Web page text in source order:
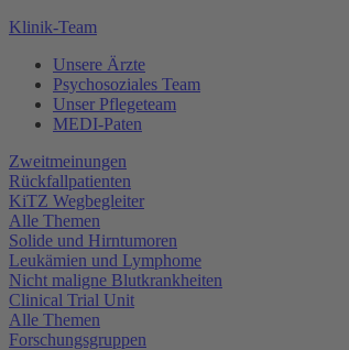
Klinik-Team
Unsere Ärzte
Psychosoziales Team
Unser Pflegeteam
MEDI-Paten
Zweitmeinungen
Rückfallpatienten
KiTZ Wegbegleiter
Alle Themen
Solide und Hirntumoren
Leukämien und Lymphome
Nicht maligne Blutkrankheiten
Clinical Trial Unit
Alle Themen
Forschungsgruppen